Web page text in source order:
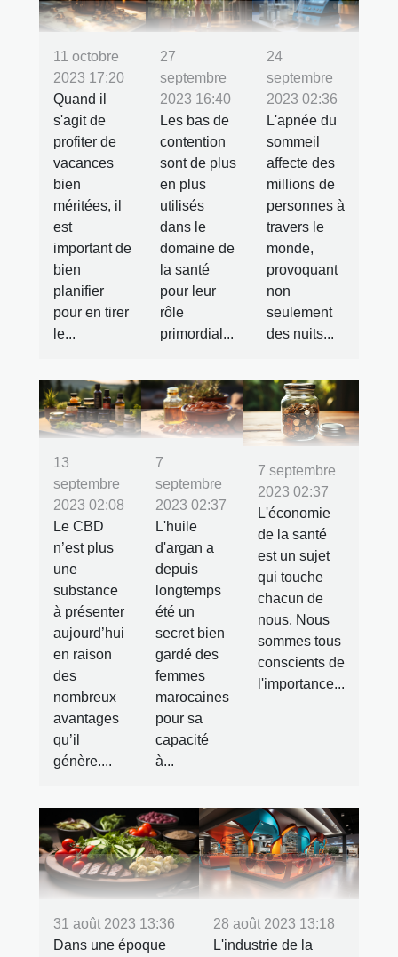
11 octobre
2023 17:20
Quand il
s'agit de
profiter de
vacances
bien
méritées, il
est
important de
bien
planifier
pour en tirer
le...
27
septembre
2023 16:40
Les bas de
contention
sont de plus
en plus
utilisés
dans le
domaine de
la santé
pour leur
rôle
primordial...
24
septembre
2023 02:36
L'apnée du
sommeil
affecte des
millions de
personnes à
travers le
monde,
provoquant
non
seulement
des nuits...
13
septembre
2023 02:08
Le CBD
n’est plus
une
substance
à présenter
aujourd’hui
en raison
des
nombreux
avantages
qu’il
génère....
7
septembre
2023 02:37
L'huile
d'argan a
depuis
longtemps
été un
secret bien
gardé des
femmes
marocaines
pour sa
capacité
à...
7 septembre
2023 02:37
L'économie
de la santé
est un sujet
qui touche
chacun de
nous. Nous
sommes tous
conscients de
l'importance...
31 août 2023 13:36
Dans une époque
28 août 2023 13:18
L'industrie de la